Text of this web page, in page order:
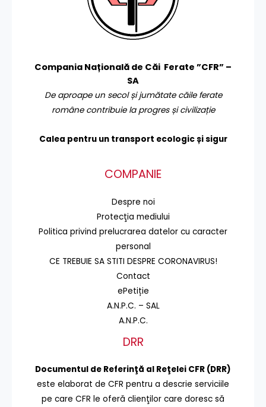
Compania Națională de Căi Ferate ”CFR” –
SA
De aproape un secol și jumătate căile ferate
române contribuie la progres și civilizație
Calea pentru un transport ecologic și sigur
COMPANIE
Despre noi
Protecţia mediului
Politica privind prelucrarea datelor cu caracter
personal
CE TREBUIE SA STITI DESPRE CORONAVIRUS!
Contact
ePetiție
A.N.P.C. – SAL
A.N.P.C.
DRR
Documentul de Referinţă al Reţelei CFR (DRR)
este elaborat de CFR pentru a descrie serviciile
pe care CFR le oferă clienţilor care doresc să